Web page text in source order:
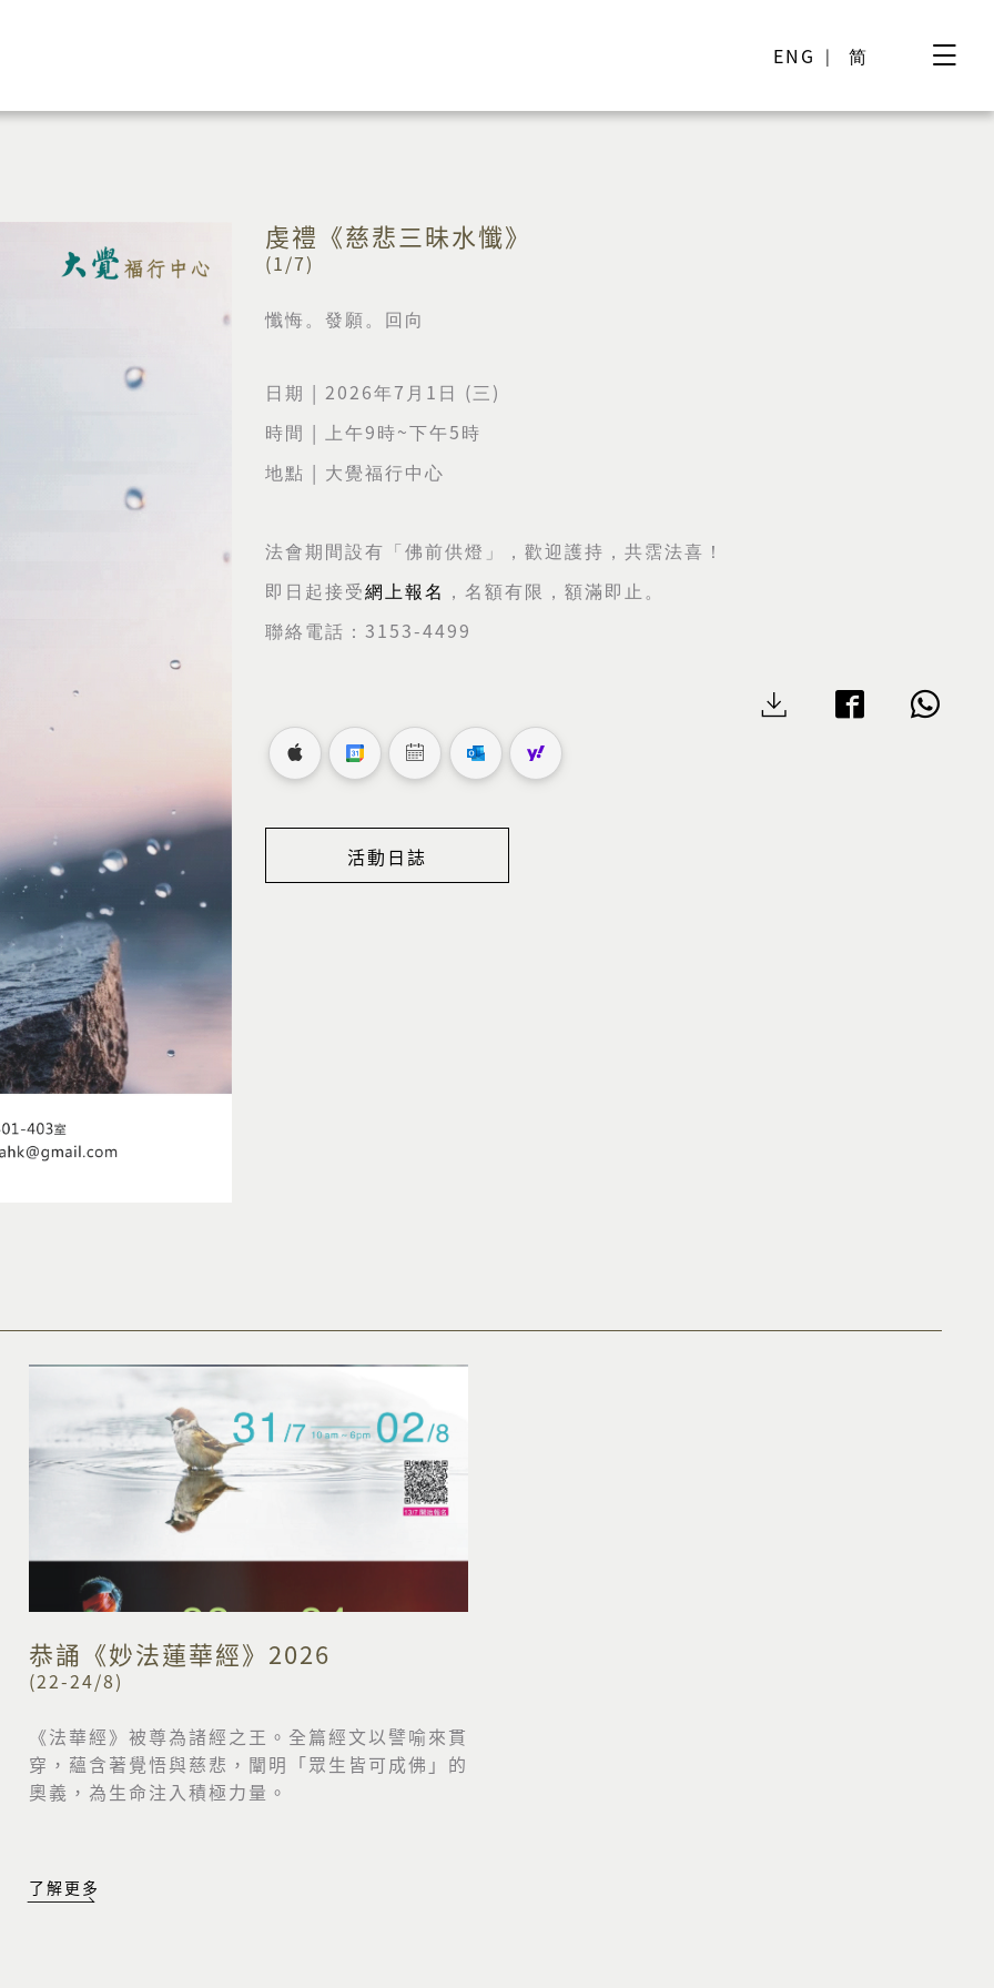
ENG 简
虔禮《慈悲三昧水懺》
(1/7)
懺悔。發願。回向
日期 | 2026年7 月 1 日 (三 )
時間 | 上午9 時~下午5 時
地點 | 大覺福行中心
法會期間設有「佛前供燈」，歡迎護持，共霑法喜！
即日起接受網上報名 ，名額有限，額滿即止。
聯絡電話： 3153-4499
活動日誌
恭誦《妙法蓮華經》2026
(22-24/8)
《法華經》被尊為諸經之王。全篇經文以譬喻來貫
穿， 蘊含著覺悟與慈悲，闡明「眾生皆可成佛」的
奧義， 為生命注入積極力量。
了解更多